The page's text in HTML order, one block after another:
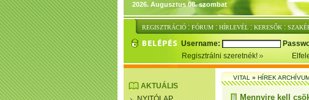
2026. Augusztus 08. szombat
REGISZTRÁCIÓ : FÓRUM : HÍRLEVÉL : KERESŐK :
Username:
Regisztrálni szeretnék!
AKTUÁLIS
VITAL»HÍREK
Mennyire kell